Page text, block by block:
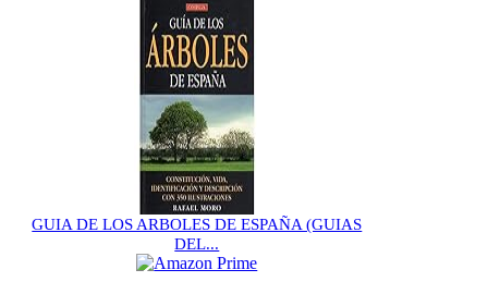
GUIA DE LOS ARBOLES DE ESPAÑA (GUIAS
DEL...